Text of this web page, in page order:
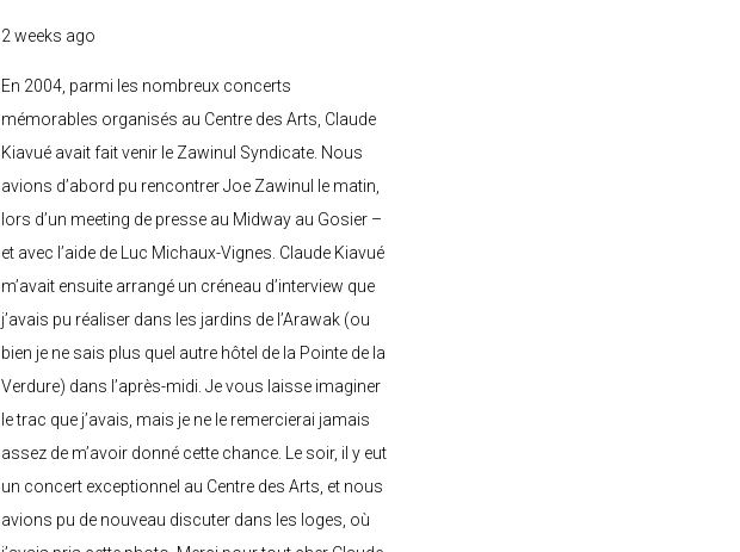
2 weeks ago
En 2004, parmi les nombreux concerts
mémorables organisés au Centre des Arts, Claude
Kiavué avait fait venir le Zawinul Syndicate. Nous
avions d’abord pu rencontrer Joe Zawinul le matin,
lors d’un meeting de presse au Midway au Gosier –
et avec l’aide de Luc Michaux-Vignes. Claude Kiavué
m’avait ensuite arrangé un créneau d’interview que
j’avais pu réaliser dans les jardins de l’Arawak (ou
bien je ne sais plus quel autre hôtel de la Pointe de la
Verdure) dans l’après-midi. Je vous laisse imaginer
le trac que j’avais, mais je ne le remercierai jamais
assez de m’avoir donné cette chance. Le soir, il y eut
un concert exceptionnel au Centre des Arts, et nous
avions pu de nouveau discuter dans les loges, où